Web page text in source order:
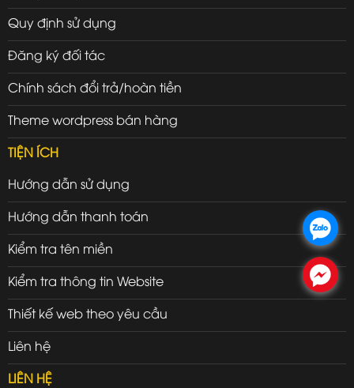
Quy định sử dụng
Đăng ký đối tác
Chính sách đổi trả/hoàn tiền
Theme wordpress bán hàng
TIỆN ÍCH
Hướng dẫn sử dụng
Hướng dẫn thanh toán
Kiểm tra tên miền
Kiểm tra thông tin Website
Thiết kế web theo yêu cầu
Liên hệ
LIÊN HỆ
.
.